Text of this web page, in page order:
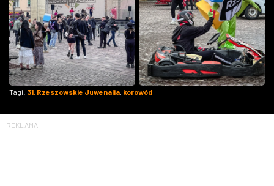
Tagi: 31. Rzeszowskie Juwenalia, korowód
REKLAMA